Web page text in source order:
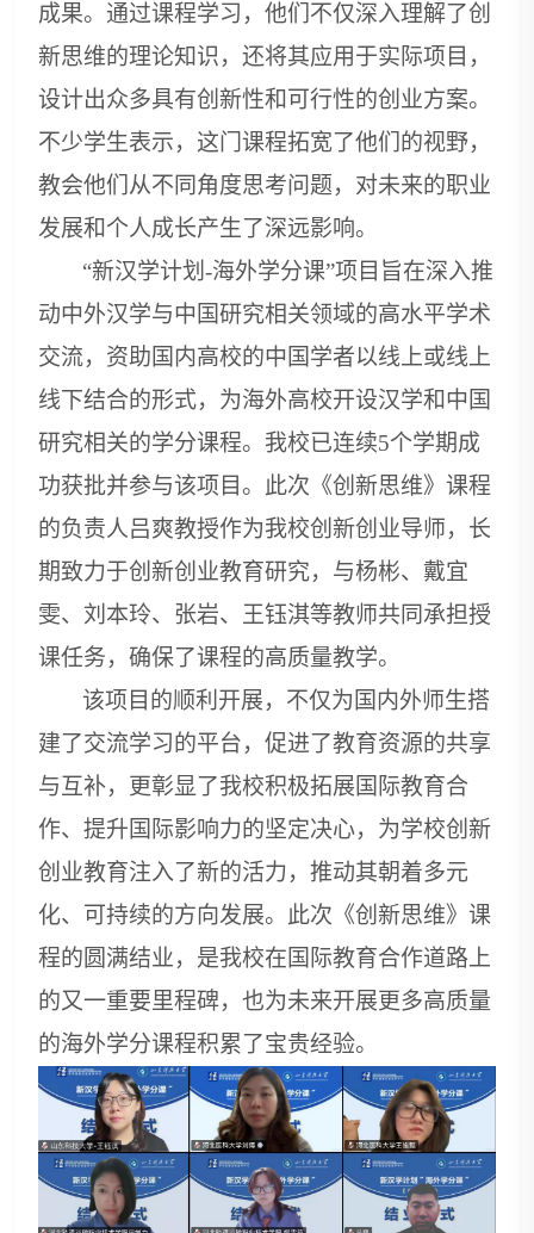
成果。通过课程学习，他们不仅深入理解了创
新思维的理论知识，还将其应用于实际项目，
设计出众多具有创新性和可行性的创业方案。
不少学生表示，这门课程拓宽了他们的视野，
教会他们从不同角度思考问题，对未来的职业
发展和个人成长产生了深远影响。
“新汉学计划-海外学分课”项目旨在深入推
动中外汉学与中国研究相关领域的高水平学术
交流，资助国内高校的中国学者以线上或线上
线下结合的形式，为海外高校开设汉学和中国
研究相关的学分课程。我校已连续5个学期成
功获批并参与该项目。此次《创新思维》课程
的负责人吕爽教授作为我校创新创业导师，长
期致力于创新创业教育研究，与杨彬、戴宜
雯、刘本玲、张岩、王钰淇等教师共同承担授
课任务，确保了课程的高质量教学。
该项目的顺利开展，不仅为国内外师生搭
建了交流学习的平台，促进了教育资源的共享
与互补，更彰显了我校积极拓展国际教育合
作、提升国际影响力的坚定决心，为学校创新
创业教育注入了新的活力，推动其朝着多元
化、可持续的方向发展。此次《创新思维》课
程的圆满结业，是我校在国际教育合作道路上
的又一重要里程碑，也为未来开展更多高质量
的海外学分课程积累了宝贵经验。